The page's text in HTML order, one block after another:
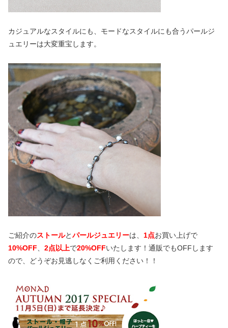
カジュアルなスタイルにも、モードなスタイルにも合うパールジ
ュエリーは大変重宝します。
ご紹介のストールとパールジュエリーは、 1点お買い上げで
10%OFF、 2点以上で20%OFFいたします！通販でもOFFします
ので、どうぞお見逃しなくご利用ください！！